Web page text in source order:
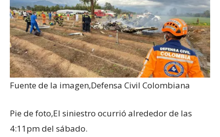
Fuente de la imagen,Defensa Civil Colombiana
Pie de foto,El siniestro ocurrió alrededor de las
4:11pm del sábado.